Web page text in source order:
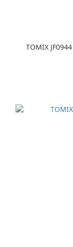
TOMIX